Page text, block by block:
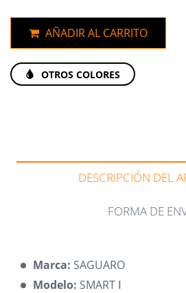
AÑADIR AL CARRITO
OTROS COLORES
DESCRIPCIÓN DEL
FORMA DE
Marca: SAGUARO
Modelo: SMART Ⅰ